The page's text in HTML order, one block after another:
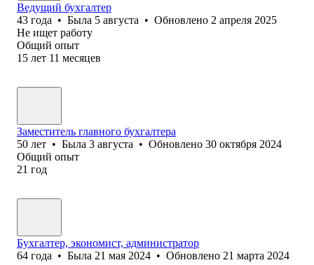
Ведущий бухгалтер
43 года • Была 5 августа • Обновлено 2 апреля 2025
Не ищет работу
Общий опыт
15 лет 11 месяцев
Заместитель главного бухгалтера
50 лет • Была 3 августа • Обновлено 30 октября 2024
Общий опыт
21 год
Бухгалтер, экономист, администратор
64 года • Была 21 мая 2024 • Обновлено 21 марта 2024